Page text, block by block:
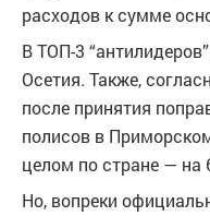
расходов к сумме
В ТОП-3
Осетия. Также,
после принятия
полисов в
целом по стране — на
Но, вопреки